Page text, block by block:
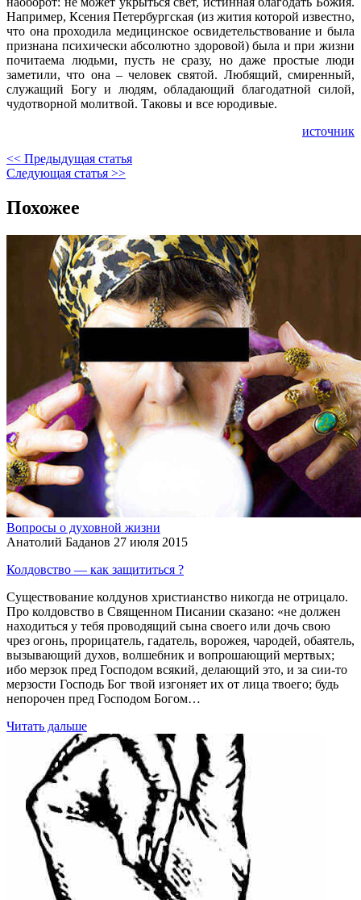
Например, Ксения Петербургская (из жития которой известно,
что она проходила медицинское освидетельствование и была
признана психически абсолютно здоровой) была и при жизни
почитаема людьми, пусть не сразу, но даже простые люди
заметили, что она – человек святой. Любящий, смиренный,
служащий Богу и людям, обладающий благодатной силой,
чудотворной молитвой. Таковы и все юродивые.
источник
<< Предыдущая статья
Следующая статья >>
Похожее
Вопросы о духовной жизни
Анатолий Баданов 27 июля 2015
Колдовство — как защититься ?
Существование колдунов христианство никогда не отрицало.
Про колдовство в Священном Писании сказано: «не должен
находиться у тебя проводящий сына своего или дочь свою
чрез огонь, прорицатель, гадатель, ворожея, чародей, обаятель,
вызывающий духов, волшебник и вопрошающий мертвых;
ибо мерзок пред Господом всякий, делающий это, и за сии-то
мерзости Господь Бог твой изгоняет их от лица твоего; будь
непорочен пред Господом Богом…
Читать дальше